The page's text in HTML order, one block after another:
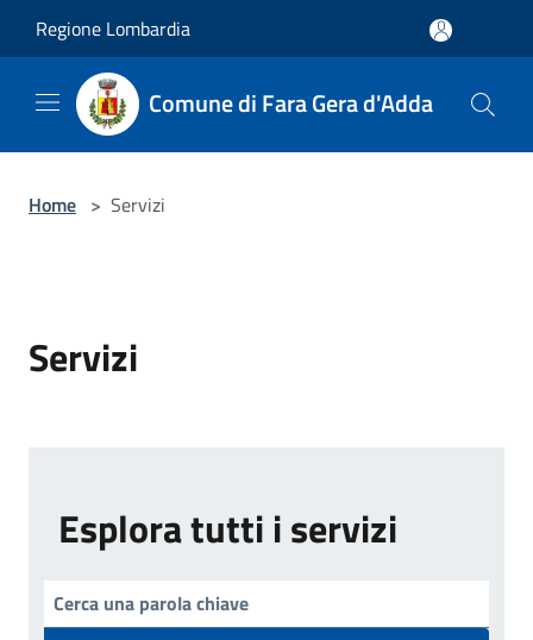
Regione Lombardia
Comune di Fara Gera d'Adda
Home > Servizi
Servizi
Esplora tutti i servizi